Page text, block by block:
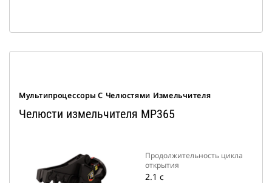
Мультипроцессоры С Челюстями Измельчителя
Челюсти измельчителя MP365
Продолжительность цикла
открытия
2.1 с